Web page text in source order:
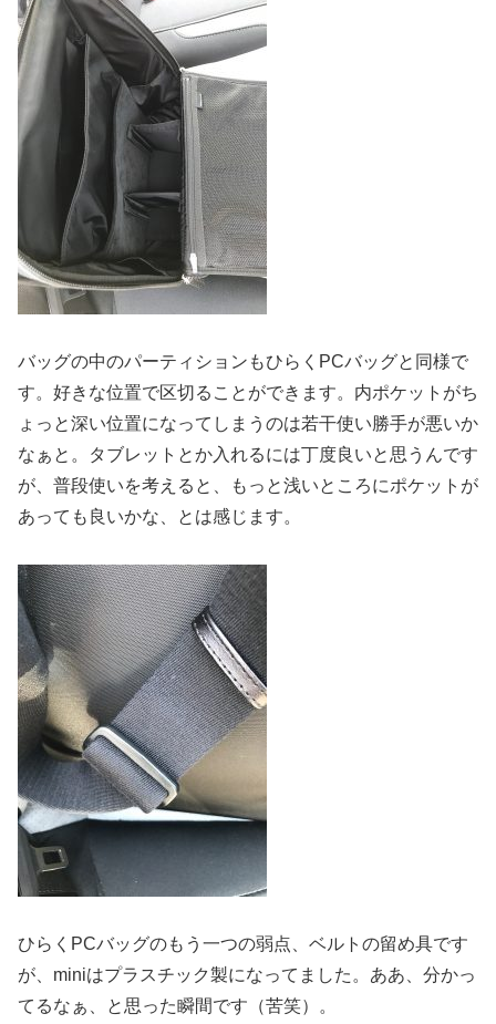
バッグの中のパーティションもひらくPCバッグと同様で
す。好きな位置で区切ることができます。内ポケットがち
ょっと深い位置になってしまうのは若干使い勝手が悪いか
なぁと。タブレットとか入れるには丁度良いと思うんです
が、普段使いを考えると、もっと浅いところにポケットが
あっても良いかな、とは感じます。
ひらくPCバッグのもう一つの弱点、ベルトの留め具です
が、miniはプラスチック製になってました。ああ、分かっ
てるなぁ、と思った瞬間です（苦笑）。